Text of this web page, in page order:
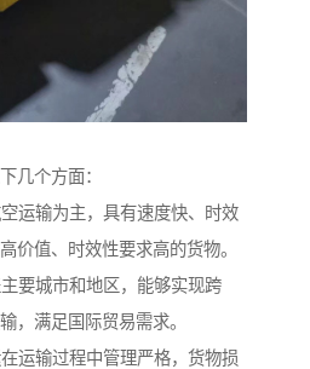
几个方面：
运输为主，具有速度快、时效
价值、时效性要求高的货物。
要城市和地区，能够实现跨
，满足国际贸易需求。
运输过程中管理严格，货物损